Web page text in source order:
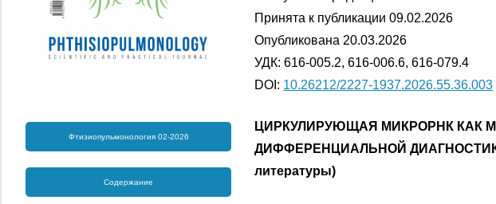
Принята к публикации 09.02.2026
Опубликована 20.03.2026
УДК: 616-005.2, 616-006.6, 616-079.4
DOI: 10.26212/2227-1937.2026.55.36.003
ЦИРКУЛИРУЮЩАЯ МИКРОРНК КАК
ДИФФЕРЕНЦИАЛЬНОЙ
литературы)
Фтизиопульмонология 02-2026
Содержание